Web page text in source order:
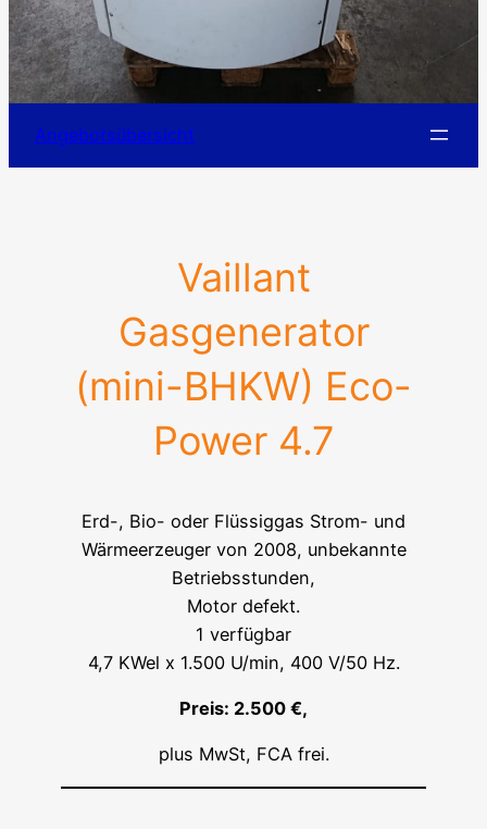
Angebotsübersicht
Vaillant
Gasgenerator
(mini-BHKW) Eco-
Power 4.7
Erd-, Bio- oder Flüssiggas Strom- und
Wärmeerzeuger von 2008, unbekannte
Betriebsstunden,
Motor defekt.
1 verfügbar
4,7 KWel x 1.500 U/min, 400 V/50 Hz.
Preis: 2.500 €,
plus MwSt, FCA frei.